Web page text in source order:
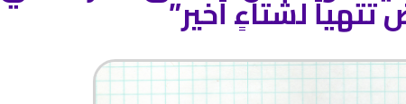
تتهيأ لشتاءٍ أخير”